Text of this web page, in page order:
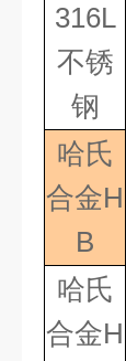
316L
不锈
钢
哈氏
合金H
B
哈氏
合金H